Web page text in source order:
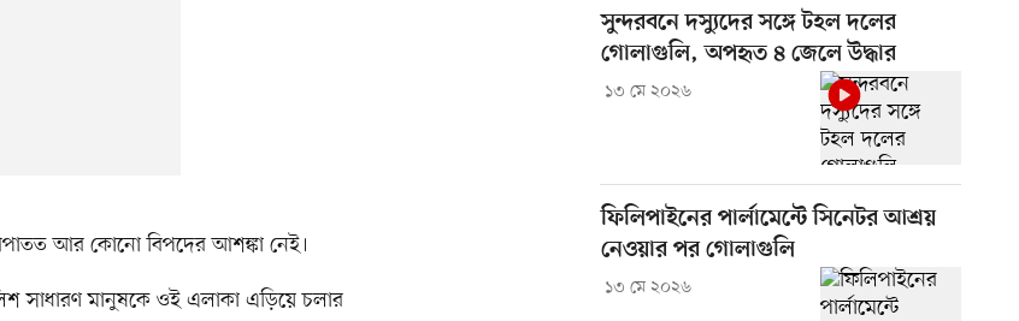
আর কোনো বিপদের আশঙ্কা নেই।
সাধারণ মানুষকে ওই এলাকা এড়িয়ে চলার
সুন্দরবনে দস্যুদের সঙ্গে টহল দলের
গোলাগুলি, অপহৃত ৪ জেলে উদ্ধার
১৩ মে ২০২৬
ফিলিপাইনের পার্লামেন্টে সিনেটর আশ্রয়
নেওয়ার পর গোলাগুলি
১৩ মে ২০২৬